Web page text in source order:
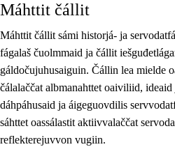
Máhttit čállit
Máhttit čállit sámi historjá- ja
fágalaš čuolmmaid ja čállit
gáldočujuhusaiguin. Čállin lea mielde
čálalaččat albmanahttet oaiviliid,
dáhpáhusaid ja áigeguovdilis
sáhttet oassálastit aktiivvalaččat
reflekterejuvvon vugiin.